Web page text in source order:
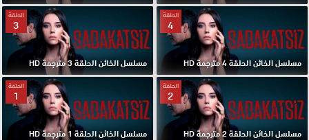
الحلقة
4
مسلسل الخائن الحلقة 4 مترجمة HD
الحلقة
3
مسلسل الخائن الحلقة 3 مترجمة HD
الحلقة
2
مسلسل الخائن الحلقة 2 مترجمة HD
الحلقة
1
مسلسل الخائن الحلقة 1 مترجمة HD